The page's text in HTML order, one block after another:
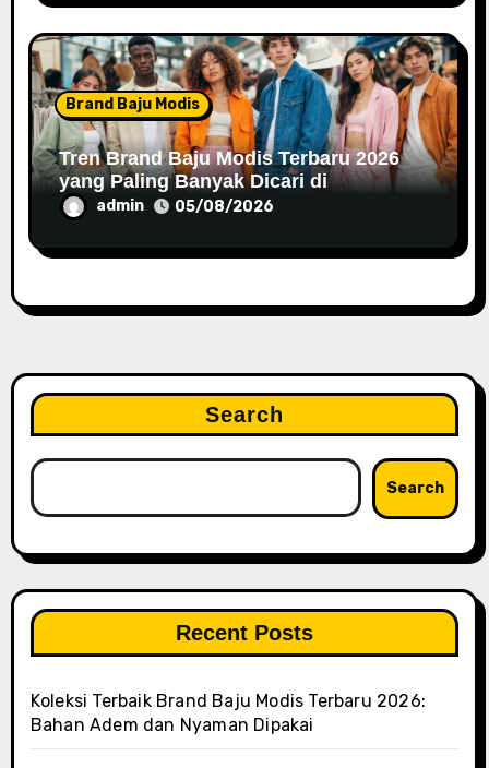
Brand Baju Modis
Tren Brand Baju Modis Terbaru 2026
yang Paling Banyak Dicari di
Marketplace
admin 05/08/2026
Search
Search
Recent Posts
Koleksi Terbaik Brand Baju Modis Terbaru 2026:
Bahan Adem dan Nyaman Dipakai